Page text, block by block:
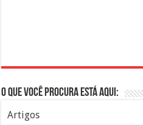
O que você procura está aqui:
Artigos